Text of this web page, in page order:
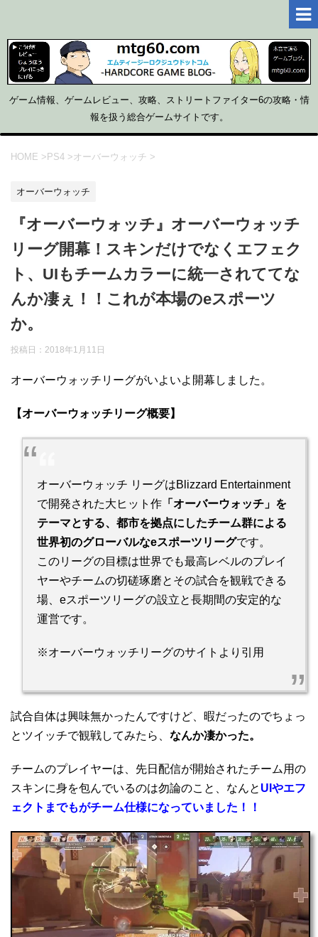
ゲーム情報、ゲームレビュー、攻略、ストリートファイター6の攻略・情
報を扱う総合ゲームサイトです。
HOME >PS4 >オーバーウォッチ >
オーバーウォッチ
『オーバーウォッチ』オーバーウォッチ
リーグ開幕！スキンだけでなくエフェク
ト、UIもチームカラーに統一されててな
んか凄ぇ！！これが本場のeスポーツ
か。
投稿日： 2018年1月11日
オーバーウォッチリーグがいよいよ開幕しました。
【オーバーウォッチリーグ概要】
オーバーウォッチ リーグはBlizzard Entertainment
で開発された大ヒット作 「オーバーウォッチ」を
テーマとする、都市を拠点にしたチーム群による
世界初のグローバルなeスポーツリーグです。
このリーグの目標は世界でも最高レベルのプレイ
ヤーやチームの切磋琢磨とその試合を観戦できる
場、eスポーツリーグの設立と長期間の安定的な
運営です。
※オーバーウォッチリーグのサイトより引用
試合自体は興味無かったんですけど、暇だったのでちょっ
とツイッチで観戦してみたら、 なんか凄かった。
チームのプレイヤーは、先日配信が開始されたチーム用の
スキンに身を包んでいるのは勿論のこと、なんと UIやエフ
ェクトまでもがチーム仕様になっていました！！